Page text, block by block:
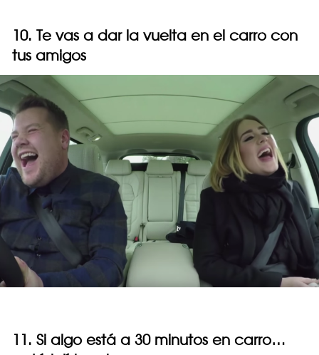
10. Te vas a dar la vuelta en el carro con
tus amigos
11. Si algo está a 30 minutos en carro…